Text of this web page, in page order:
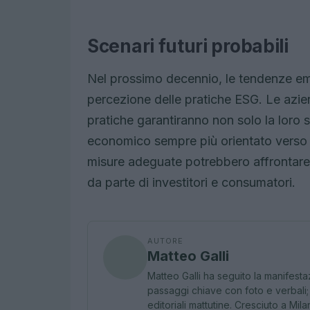
Scenari futuri probabili
Nel prossimo decennio, le tendenze
percezione delle pratiche ESG. Le
pratiche garantiranno non solo la loro
economico sempre più orientato
misure adeguate potrebbero
da parte di investitori e consumatori.
AUTORE
Matteo Galli
Matteo Galli ha seguito la
passaggi chiave con foto e
editoriali mattutine. Cresciuto a